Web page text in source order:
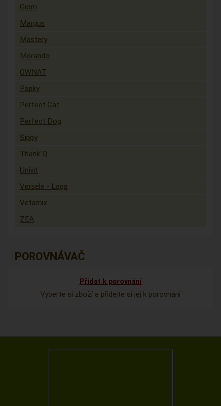
Giom
Margus
Mastery
Morando
OWNAT
Papky
Perfect Cat
Perfect Dog
Sippy
Thank´Q
Univit
Versele - Laga
Vetamix
ZEA
POROVNÁVAČ
Přidat k porovnání
Vyberte si zboží a přidejte si jej k porovnání